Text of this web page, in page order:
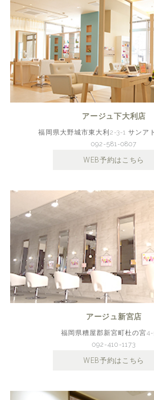
アージュ下大利店
福岡県大野城市東大利2-3-1 サンア
092-581-0807
WEB予約はこちら
アージュ新宮店
福岡県糟屋郡新宮町杜の宮4-
092-410-1173
WEB予約はこちら